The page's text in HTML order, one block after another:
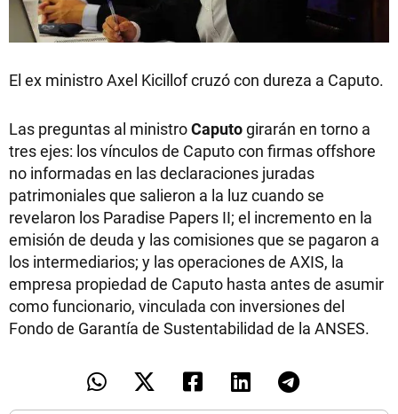
El ex ministro Axel Kicillof cruzó con dureza a Caputo.
Las preguntas al ministroCaputogirarán en torno a
tres ejes: los vínculos de Caputo con firmas offshore
no informadas en las declaraciones juradas
patrimoniales que salieron a la luz cuando se
revelaron los Paradise Papers II; el incremento en la
emisión de deuda y las comisiones que se pagaron a
los intermediarios; y las operaciones de AXIS, la
empresa propiedad de Caputo hasta antes de asumir
como funcionario, vinculada con inversiones del
Fondo de Garantía de Sustentabilidad de la ANSES.